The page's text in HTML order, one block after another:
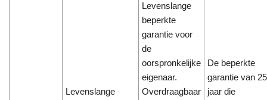
Levenslange
Levenslange
beperkte
garantie voor
de
oorspronkelijke
eigenaar.
Overdraagbaar
De beperkte
garantie van 25
jaar die